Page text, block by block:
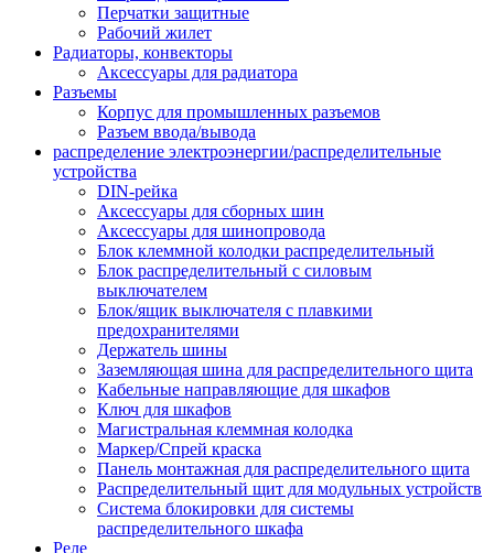
Перчатки защитные
Рабочий жилет
Радиаторы, конвекторы
Аксессуары для радиатора
Разъемы
Корпус для промышленных разъемов
Разъем ввода/вывода
распределение электроэнергии/распределительные
устройства
DIN-рейка
Аксессуары для сборных шин
Аксессуары для шинопровода
Блок клеммной колодки распределительный
Блок распределительный с силовым
выключателем
Блок/ящик выключателя с плавкими
предохранителями
Держатель шины
Заземляющая шина для распределительного щита
Кабельные направляющие для шкафов
Ключ для шкафов
Магистральная клеммная колодка
Маркер/Спрей краска
Панель монтажная для распределительного щита
Распределительный щит для модульных устройств
Система блокировки для системы
распределительного шкафа
Реле